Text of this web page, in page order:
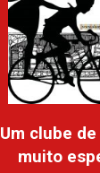
Um clube
muito